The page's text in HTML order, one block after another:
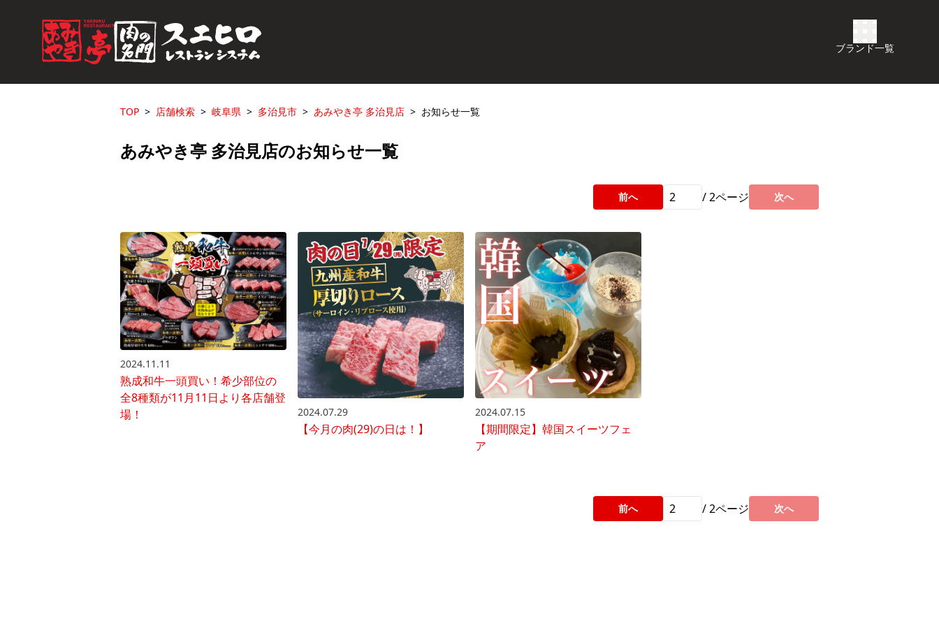
ブランド一覧
TOP 店舗検索 岐阜県 多治見市 あみやき亭 多治見店 お知らせ一覧
あみやき亭 多治見店のお知らせ一覧
前へ /2ページ 次へ
2024.11.11
熟成和牛一頭買い！希少部位の
全8種類が11月11日より各店舗登
場！
2024.07.29
【今月の肉(29)の日は！】
2024.07.15
【期間限定】韓国スイーツフェ
ア
前へ /2ページ 次へ